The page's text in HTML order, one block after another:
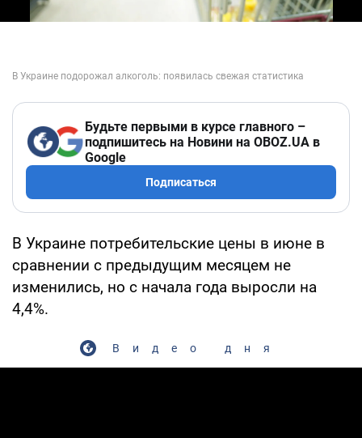
Будьте первыми в курсе главного –
подпишитесь на Новини на OBOZ.UA в
Google
Подписаться
В Украине потребительские цены в июне в
сравнении с предыдущим месяцем не
изменились, но с начала года выросли на
4,4%.
Видео дня